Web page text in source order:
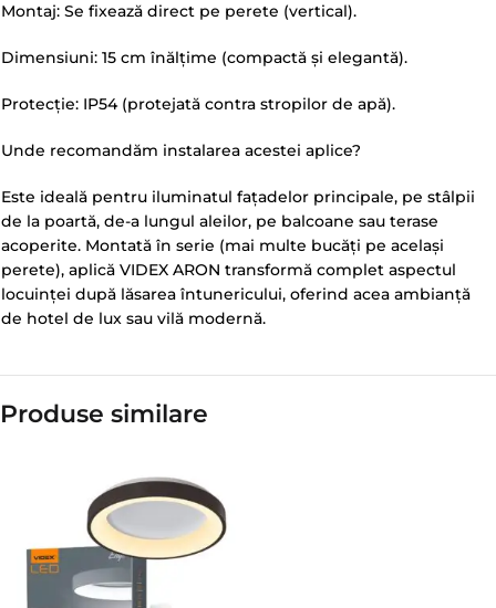
Montaj: Se fixează direct pe perete (vertical).
Dimensiuni: 15 cm înălțime (compactă și elegantă).
Protecție: IP54 (protejată contra stropilor de apă).
Unde recomandăm instalarea acestei aplice?
Este ideală pentru iluminatul fațadelor principale, pe stâlpii
de la poartă, de-a lungul aleilor, pe balcoane sau terase
acoperite. Montată în serie (mai multe bucăți pe același
perete), aplică VIDEX ARON transformă complet aspectul
locuinței după lăsarea întunericului, oferind acea ambianță
de hotel de lux sau vilă modernă.
Produse similare​